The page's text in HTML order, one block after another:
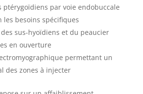
ptérygoïdiens par voie endobuccale
les besoins spécifiques
sus-hyoïdiens et du peaucier
en ouverture
permettant un
des zones à injecter